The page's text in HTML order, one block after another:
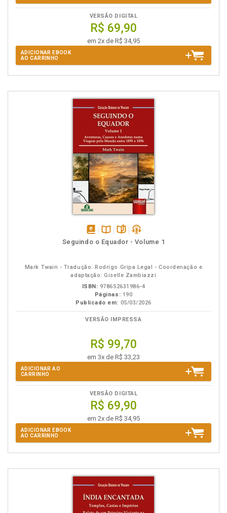
VERSÃO DIGITAL
R$ 69,90
em 2x de R$ 34,95
ADICIONAR EBOOK
AO CARRINHO
disponível
Disponívelpáginaspodcast
Seguindo o Equador - Volume 1
Mark Twain - Tradução: Rodrigo Gripa Legal - Coordenação e
adaptação: Giselle Zambiazzi
ISBN: 978652631986-4
Páginas: 190
Publicado em: 05/03/2026
VERSÃO IMPRESSA
R$ 99,70
em 3x de R$ 33,23
ADICIONAR AO
CARRINHO
VERSÃO DIGITAL
R$ 69,90
em 2x de R$ 34,95
ADICIONAR EBOOK
AO CARRINHO